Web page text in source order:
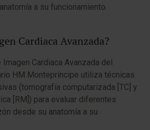
a su funcionamiento.
Cardiaca Avanzada?
Cardiaca Avanzada del
HM Montepríncipe utiliza técnicas
(tomografía computarizada [TC] y
[RM]) para evaluar diferentes
desde su anatomía a su